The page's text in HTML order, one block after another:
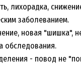
лихорадка,
заболеванием.
новая "шишка",
обследования.
- повод не